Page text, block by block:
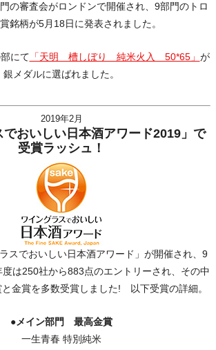
の審査会がロンドンで開催され、9部門のトロ
銘柄が5月18日に発表されました。
にて 「天明 槽しぼり 純米火入 50*65」 が
銀メダルに選ばれました。
2019年2月
でおいしい日本酒アワード2019」で
受賞ラッシュ！
スでおいしい日本酒アワード」が開催され、9
は250社から883点のエントリーされ、その中
金賞を多数受賞しました! 以下受賞の詳細。
●メイン部門 最高金賞
一生青春 特別純米